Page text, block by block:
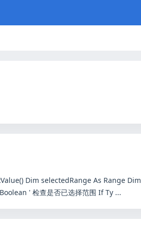
Dim selectedRange As Range Dim
' 检查是否已选择范围 If Ty ...